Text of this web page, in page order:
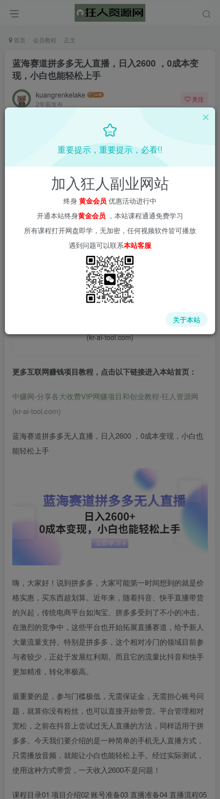
首页 会员教程 正文
蓝海赛道拼多多无人直播，日入2600 ，0成本变
现，小白也能轻松上手
kuangrenkelake
2年前发布
关注
📌 1000➕互联网副业项目教程，更多网赚项目，点击以下
链接进入本站首页：
中赚网 - 分享各大收费VIP网赚项目和创业教程 - 狂人资源
(kr-ai-tool.com)
更多互联网赚钱项目教程，点击以下链接进入本站首页 ：
中赚网-分享各大收费VIP网赚项目和创业教程-狂人资源网
(kr-ai-tool.com)
蓝海赛道拼多多无人直播 ，日入2600 ， 0成本变现 ， 小白也
能轻松上手
嗨，大家好！说到拼多多，大家可能第一时间想到的就是价
格实惠，买东西超划算。近年来，随着抖音、快手直播带货
的兴起，传统电商平台如淘宝、拼多多受到了不小的冲击。
在激烈的竞争中，这些平台也开始拓展直播赛道，给予新人
大量流量支持。特别是拼多多，这个相对冷门的领域目前参
与者较少，正处于发展红利期。而且它的流量比抖音和快手
更加精准，转化率极高。
最重要的是，参与门槛极低，无需保证金，无需担心账号问
题，就算你没有粉丝，也可以直接开始带货。平台管理相对
宽松，之前在抖音上尝试过无人直播的方法，同样适用于拼
多多。今天我们要介绍的是一种简单的手机无人直播方式，
只需播放音频，就能让小白也能轻松上手。经过实际测试，
使用这种方式带货，一天收入2600不是问题！
课程目录01 项目介绍02 账号准备03 直播准备04 直播流程05
重要提示，重要提示，必看!!
加入狂人副业网站
终身 黄金会员 优惠活动进行中
开通本站终身黄金会员 ，本站课程通通免费学习
所有课程打开网盘即学，无加密，任何视频软件皆可播放
遇到问题可以联系本站客服
关于本站